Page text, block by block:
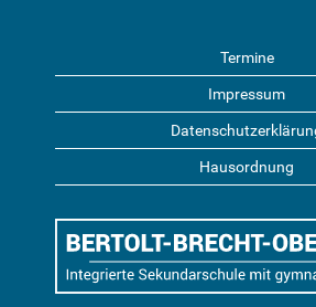
Termine
Impressum
Hausordnung